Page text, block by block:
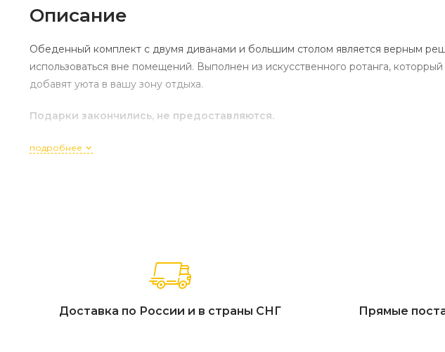
Описание
Обеденный комплект с двумя диванами и большим столом является верным
использоваться вне помещений. Выполнен из искусственного ротанга,
добавят уюта в вашу зону отдыха.
Подарки закончились, не предоставляются.
подробнее
Доставка по России и в страны СНГ Прямые